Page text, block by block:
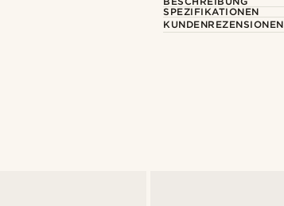
SPEZIFIKATIONEN
KUNDENREZENSIONEN